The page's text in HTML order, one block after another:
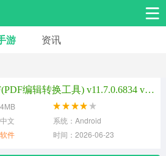
游 资讯
金山PDF(PDF编辑转换工具) v11.7.0.6834 vip破解版
文
系统：Android
件 时间：2026-06-23